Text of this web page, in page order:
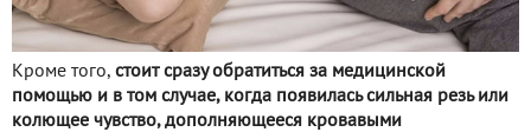
Кроме того, стоит сразу обратиться за медицинской
помощью и в том случае, когда появилась сильная резь или
колющее чувство, дополняющееся кровавыми